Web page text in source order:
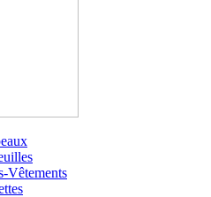
Vêtements